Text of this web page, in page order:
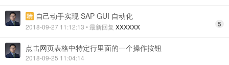
自己动手实现 SAP GUI 自动化
2018-09-27 11:12:13 • 最新回复 XXXXXX 5
点击网页表格中特定行里面的一个操作按钮
2018-09-25 11:04:14